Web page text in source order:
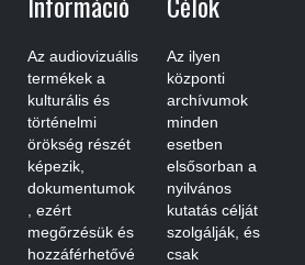
Az audiovizuális
termékek a
kulturális és
történelmi
örökség részét
képezik,
dokumentumok
, ezért
megőrzésük és
hozzáférhetővé
Az ilyen
központi
archívumok
minden
esetben
elsősorban a
nyilvános
kutatás célját
szolgálják, és
csak